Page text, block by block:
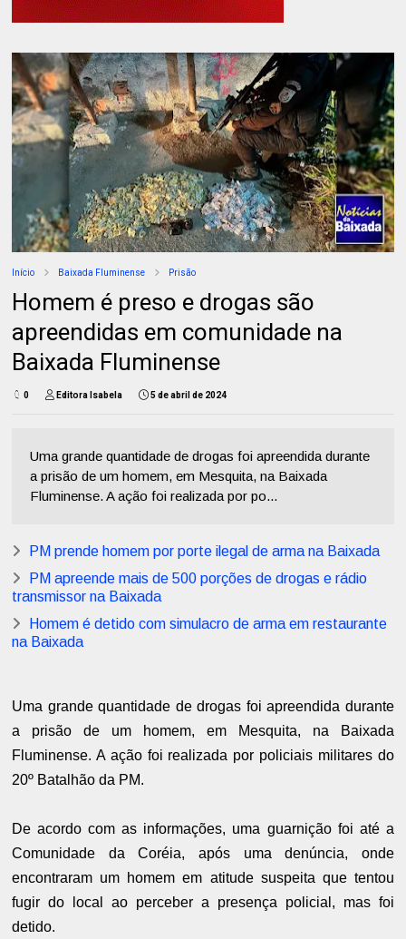
Início Baixada Fluminense Prisão
Homem é preso e drogas são
apreendidas em comunidade na
Baixada Fluminense
0 Editora Isabela 5 de abril de 2024
Uma grande quantidade de drogas foi apreendida durante
a prisão de um homem, em Mesquita, na Baixada
Fluminense. A ação foi realizada por po...
PM prende homem por porte ilegal de arma na Baixada
PM apreende mais de 500 porções de drogas e rádio
transmissor na Baixada
Homem é detido com simulacro de arma em restaurante
na Baixada
Uma grande quantidade de drogas foi apreendida durante
a prisão de um homem, em Mesquita, na Baixada
Fluminense. A ação foi realizada por policiais militares do
20º Batalhão da PM.
De acordo com as informações, uma guarnição foi até a
Comunidade da Coréia, após uma denúncia, onde
encontraram um homem em atitude suspeita que tentou
fugir do local ao perceber a presença policial, mas foi
detido.